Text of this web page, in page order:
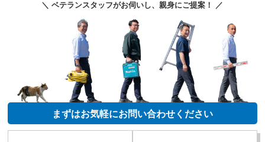
＼ ベテランスタッフがお伺いし、親身にご提案！ ／
まずはお気軽にお問い合わせください